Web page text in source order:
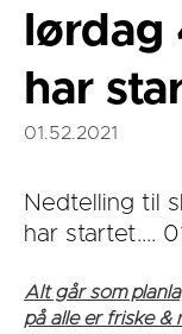
lørdag
har
01.52.2021
Nedtelling til
har startet....
Alt går som
på alle er friske &